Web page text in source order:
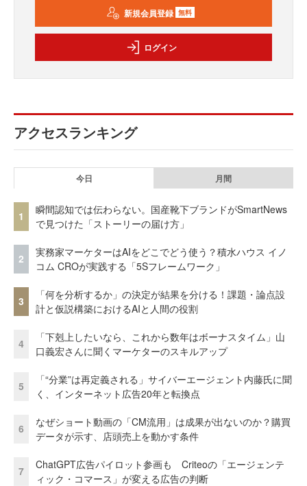
新規会員登録 無料
ログイン
アクセスランキング
今日 月間
1
瞬間認知では伝わらない。国産靴下ブランドがSmartNews
で見つけた「ストーリーの届け方」
2
実務家マーケターはAIをどこでどう使う？積水ハウス イノ
コム CROが実践する「5Sフレームワーク」
3
「何を分析するか」の決定が結果を分ける！課題・論点設
計と仮説構築におけるAIと人間の役割
4
「下剋上したいなら、これから数年はボーナスタイム」山
口義宏さんに聞くマーケターのスキルアップ
5
「“分業”は再定義される」サイバーエージェント内藤氏に聞
く、インターネット広告20年と転換点
6
なぜショート動画の「CM流用」は成果が出ないのか？購買
データが示す、店頭売上を動かす条件
7
ChatGPT広告パイロット参画も Criteoの「エージェンテ
ィック・コマース」が変える広告の判断